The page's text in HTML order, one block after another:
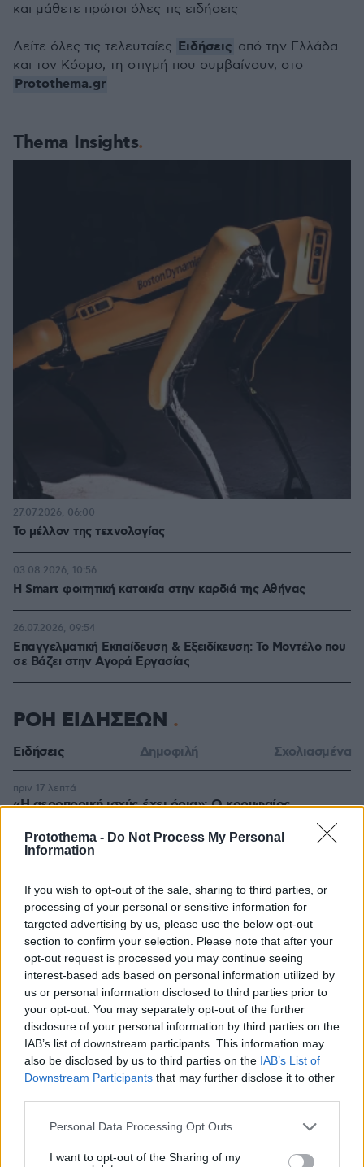
Protothema - Do Not Process My Personal
Information
If you wish to opt-out of the sale, sharing to third parties, or
processing of your personal or sensitive information for
targeted advertising by us, please use the below opt-out
section to confirm your selection. Please note that after your
opt-out request is processed you may continue seeing
interest-based ads based on personal information utilized by
us or personal information disclosed to third parties prior to
your opt-out. You may separately opt-out of the further
disclosure of your personal information by third parties on the
IAB’s list of downstream participants. This information may
also be disclosed by us to third parties on the IAB’s List of
Downstream Participants that may further disclose it to other
Please note that this website/app uses one or more Google
not limited to your visit or usage behaviour. You may click to
Personal Data Processing Opt Outs
I want to opt-out of the Sharing of my
Thema Insights
Το μέλλον της τεχνολογίας
27.07.2026, 06:00
Η Smart φοιτητική κατοικία στην καρδιά της Αθήνας
03.08.2026, 10:56
Επαγγελματική Εκπαίδευση & Εξειδίκευση: Το Mοντέλο που
σε Bάζει στην Aγορά Eργασίας
26.07.2026, 09:54
και μάθετε πρώτοι όλες τις ειδήσεις
Δείτε όλες τις τελευταίες Ειδήσεις από την Ελλάδα
και τον Κόσμο, τη στιγμή που συμβαίνουν, στο
Protothema.gr
ΡΟΗ ΕΙΔΗΣΕΩΝ
Ειδήσεις Δημοφιλή Σχολιασμένα
«Η αεροπορική ισχύς έχει όρια»: Ο κορυφαίος
στρατηγός του Τραμπ «ψάχνει έξοδο» από τον πόλεμο
με το Ιράν, λέει το CNN
πριν 17 λεπτά
χαμηλά
Πεινάτε αλλά δεν έχετε χρόνο; Γρήγορες συνταγές με 5
υλικά
πριν 28 λεπτά
Πολύ υψηλός κίνδυνος πυρκαγιάς σήμερα σε Κρήτη και
Βόρειο Αιγαίο, ποιες περιοχές είναι στο «πορτοκαλί»
πριν μία ώρα
Στήριξη Τραμπ στον νέο πρόεδρο της Κολομβίας με
«βοήθεια» 1 δισ. δολαρίων για την ασφάλεια
08.08.2026, 06:02
(8/8/2026)
08.08.2026, 05:33